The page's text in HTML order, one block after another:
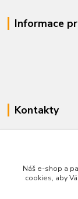
Informace
Kontakty
+420 721
Po-Pá 09.00-14.00
Náš e-shop a
cookies, aby